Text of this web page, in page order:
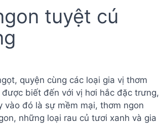
tuyệt cú
quyện cùng các loại gia vị thơm
biết đến với vị hơi hắc đặc trưng,
đó là sự mềm mại, thơm ngon
những loại rau củ tươi xanh và gia